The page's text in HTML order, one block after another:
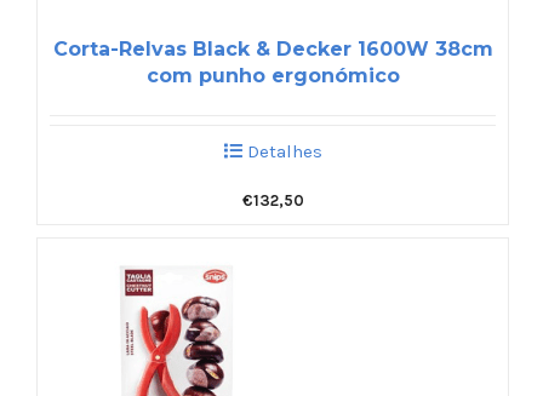
Corta-Relvas Black & Decker 1600W 38cm
com punho ergonómico
Detalhes
€132,50